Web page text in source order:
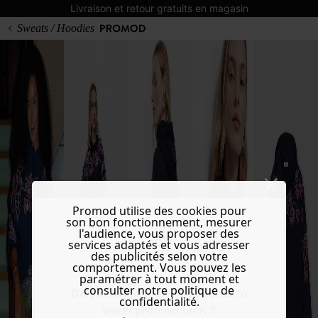
Livraison et retour gratuits en magasin
Do you want to be redirected to
www.promod.com ?
Sweats / Hoodies
Promod utilise des cookies pour
son bon fonctionnement, mesurer
l'audience, vous proposer des
services adaptés et vous adresser
des publicités selon votre
comportement. Vous pouvez les
paramétrer à tout moment et
consulter notre politique de
confidentialité.